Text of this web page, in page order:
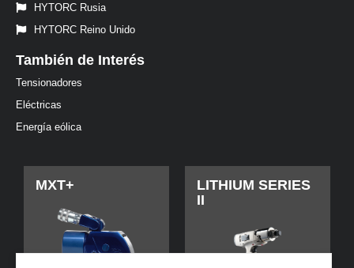
HYTORC Rusia
HYTORC Reino Unido
También de Interés
Tensionadores
Eléctricas
Energía eólica
MXT+
LITHIUM SERIES
II